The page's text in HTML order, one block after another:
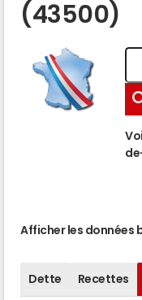
(43500)
Afficher les données
Dette Recettes